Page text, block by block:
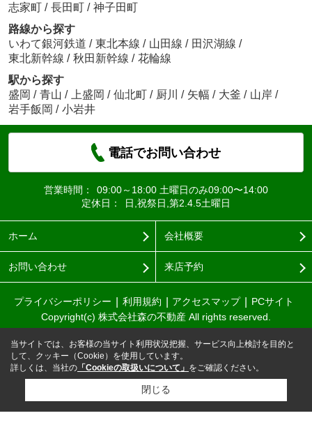
志家町 / 長田町 / 神子田町
路線から探す
いわて銀河鉄道 / 東北本線 / 山田線 / 田沢湖線 /
東北新幹線 / 秋田新幹線 / 花輪線
駅から探す
盛岡 / 青山 / 上盛岡 / 仙北町 / 厨川 / 矢幅 / 大釜 / 山岸 /
岩手飯岡 / 小岩井
電話でお問い合わせ
営業時間：
09:00～18:00 土曜日のみ09:00〜14:00
定休日：
日,祝祭日,第2.4.5土曜日
ホーム 会社概要
お問い合わせ 来店予約
プライバシーポリシー 利用規約 アクセスマップ
PCサイト
Copyright(c) 株式会社森の不動産 All rights reserved.
当サイトでは、お客様の当サイト利用状況把握、サービス向上検討を目的と
して、クッキー（Cookie）を使用しています。
詳しくは、当社の 「Cookieの取扱いについて」 をご確認ください。
閉じる